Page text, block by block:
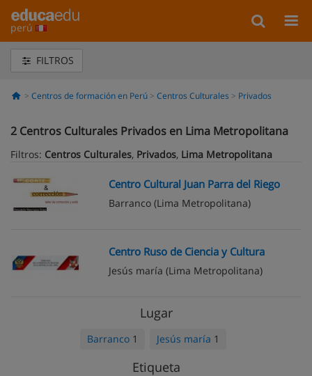
perú
FILTROS
Centros de formación en Perú Centros Culturales Privados
2 Centros Culturales Privados en Lima Metropolitana
Filtros: Centros Culturales, Privados, Lima Metropolitana
Centro Cultural Juan Parra del Riego
Barranco (Lima Metropolitana)
Centro Ruso de Ciencia y Cultura
Jesús maría (Lima Metropolitana)
Lugar
Barranco 1 Jesús maría 1
Etiqueta